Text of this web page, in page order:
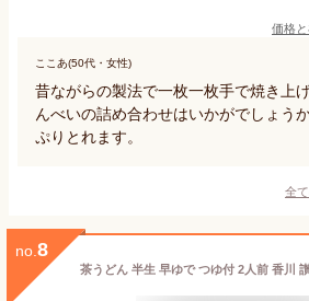
価格
ここあ(50代・女性)
昔ながらの製法で一枚一枚手で焼き上
んべいの詰め合わせはいかがでしょう
ぷりとれます。
全
no. 8